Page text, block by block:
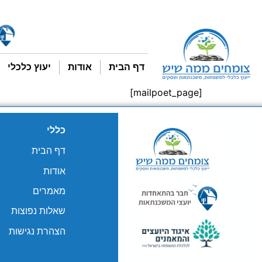
דף הבית אודות יעוץ כלכלי
[mailpoet_page]
כללי
דף הבית
אודות
מאמרים
שאלות נפוצות
הצהרת נגישות